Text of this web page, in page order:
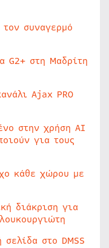
συναγερμό
G2+ στη Μαδρίτη
Ajax PRO
στην χρήση AI
για τους
κάθε χώρου με
διάκριση για
στο DMSS